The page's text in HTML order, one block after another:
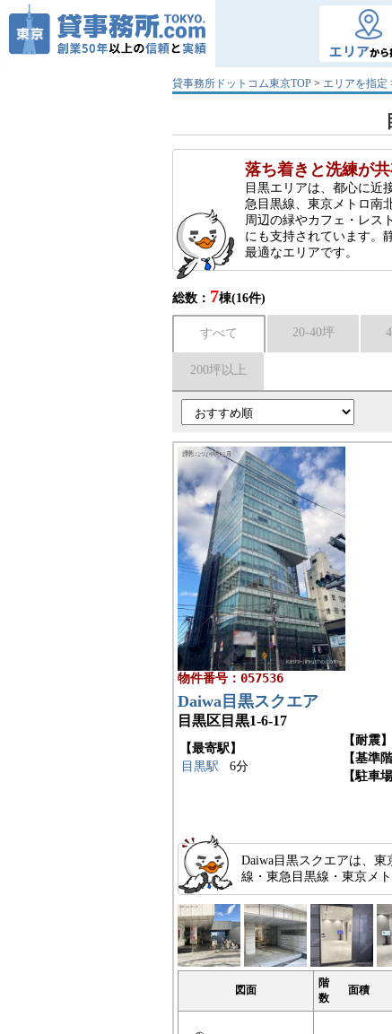
エリアから
貸事務所ドットコム東京TOP > エリアを指定
落ち着きと洗練が
目黒エリアは、都心に近
急目黒線、東京メトロ南
周辺の緑やカフェ・レス
にも支持されています。
最適なエリアです。
総数： 7棟(16件)
すべて 20-40坪
200坪以上
物件番号：057536
Daiwa目黒スクエア
目黒区目黒1-6-17
【最寄駅】
目黒駅
6分
【耐震】
【基準階
【駐車場
Daiwa目黒スクエアは、
線・東急目黒線・東京メ
図面
階
数
面積